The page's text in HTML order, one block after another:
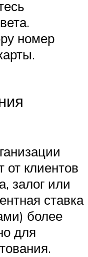
номер
от клиентов
залог или
ставка
более
для